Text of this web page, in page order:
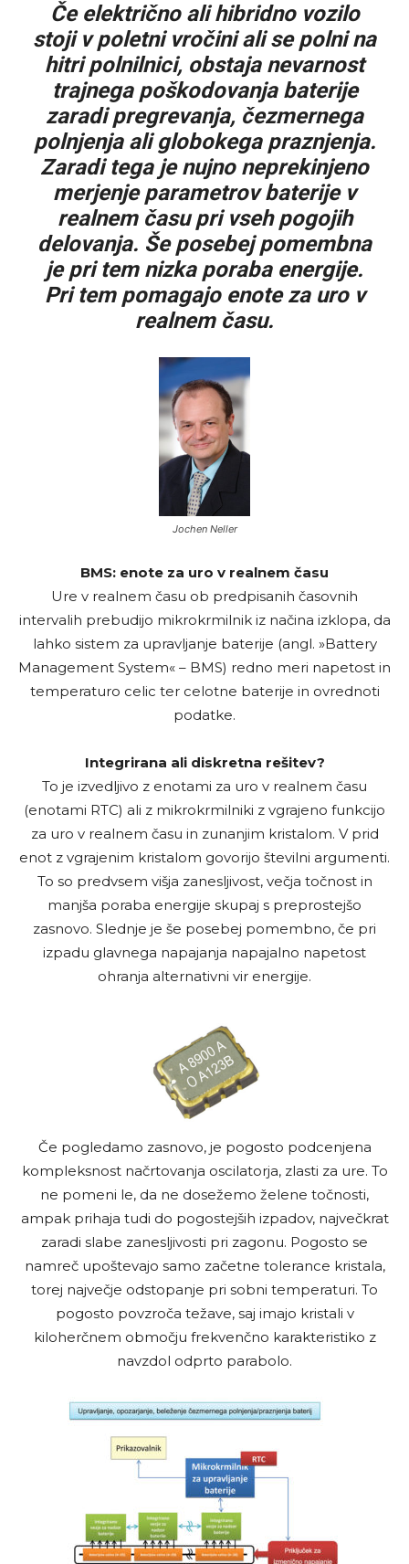
Če električno ali hibridno vozilo
stoji v poletni vročini ali se polni na
hitri polnilnici, obstaja nevarnost
trajnega poškodovanja baterije
zaradi pregrevanja, čezmernega
polnjenja ali globokega praznjenja.
Zaradi tega je nujno neprekinjeno
merjenje parametrov baterije v
realnem času pri vseh pogojih
delovanja. Še posebej pomembna
je pri tem nizka poraba energije.
Pri tem pomagajo enote za uro v
realnem času.
Jochen Neller
BMS: enote za uro v realnem času
Ure v realnem času ob predpisanih časovnih
intervalih prebudijo mikrokrmilnik iz načina izklopa, da
lahko sistem za upravljanje baterije (angl. »Battery
Management System« – BMS) redno meri napetost in
temperaturo celic ter celotne baterije in ovrednoti
podatke.
Integrirana ali diskretna rešitev?
To je izvedljivo z enotami za uro v realnem času
(enotami RTC) ali z mikrokrmilniki z vgrajeno funkcijo
za uro v realnem času in zunanjim kristalom. V prid
enot z vgrajenim kristalom govorijo številni argumenti.
To so predvsem višja zanesljivost, večja točnost in
manjša poraba energije skupaj s preprostejšo
zasnovo. Slednje je še posebej pomembno, če pri
izpadu glavnega napajanja napajalno napetost
ohranja alternativni vir energije.
Če pogledamo zasnovo, je pogosto podcenjena
kompleksnost načrtovanja oscilatorja, zlasti za ure. To
ne pomeni le, da ne dosežemo želene točnosti,
ampak prihaja tudi do pogostejših izpadov, največkrat
zaradi slabe zanesljivosti pri zagonu. Pogosto se
namreč upoštevajo samo začetne tolerance kristala,
torej največje odstopanje pri sobni temperaturi. To
pogosto povzroča težave, saj imajo kristali v
kiloherčnem območju frekvenčno karakteristiko z
navzdol odprto parabolo.